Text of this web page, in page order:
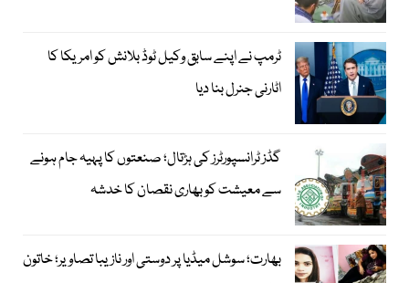
ٹرمپ نے اپنے سابق وکیل ٹوڈ بلانش کو امریکا کا
اٹارنی جنرل بنا دیا
گڈز ٹرانسپورٹرز کی ہڑتال؛ صنعتوں کا پہیہ جام ہونے
سے معیشت کو بھاری نقصان کا خدشہ
بھارت؛ سوشل میڈیا پر دوستی اور نازیبا تصاویر؛ خاتون